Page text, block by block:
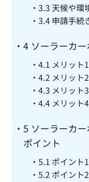
3.3 天候や環
3.4 申請手続
4 ソーラーカ
4.1 メリット
4.2 メリット
4.3 メリット
4.4 メリット
5 ソーラーカ
ポイント
5.1 ポイント
5.2 ポイント